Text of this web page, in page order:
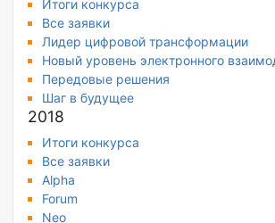
Итоги конкурса
Все заявки
Лидер цифровой трансформации
Новый уровень электронного
Передовые решения
Шаг в будущее
2018
Итоги конкурса
Все заявки
Alpha
Forum
Neo